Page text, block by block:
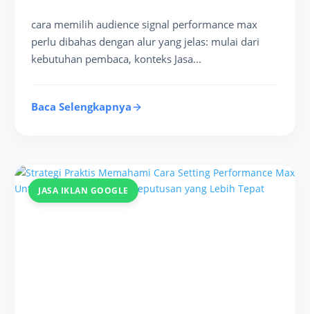
cara memilih audience signal performance max
perlu dibahas dengan alur yang jelas: mulai dari
kebutuhan pembaca, konteks Jasa...
Baca Selengkapnya
JASA IKLAN GOOGLE